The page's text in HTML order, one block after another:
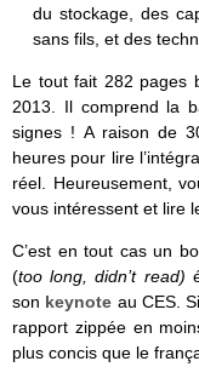
du stockage, des
sans fils, et des
Le tout fait 282 pages
2013. Il comprend la
signes ! A raison de
heures pour lire
réel. Heureusement,
vous intéressent et lire
C’est en tout cas un
(too long, didn’t read)
son keynote au CES.
rapport zippée en
plus concis que le